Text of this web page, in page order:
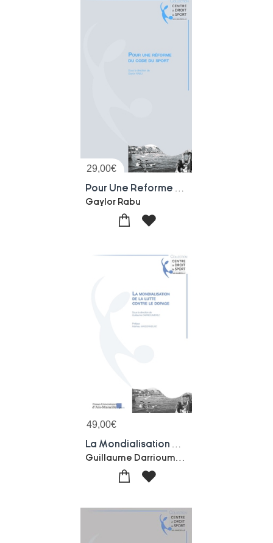
29,00€
Gaylor Rabu
49,00€